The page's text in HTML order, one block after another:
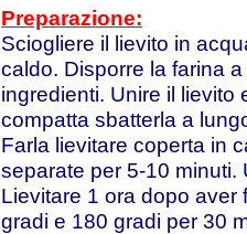
Preparazione:
Sciogliere il lievito in
caldo. Disporre la farina
ingredienti. Unire il
compatta sbatterla a
Farla lievitare coperta in
separate per 5-10 minuti.
Lievitare 1 ora dopo aver
gradi e 180 gradi per 30